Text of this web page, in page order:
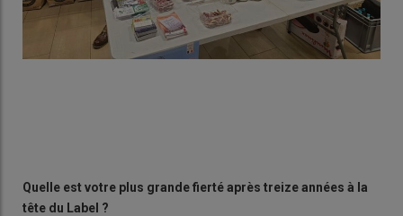
Quelle est votre plus grande fierté après treize années à la
tête du Label ?